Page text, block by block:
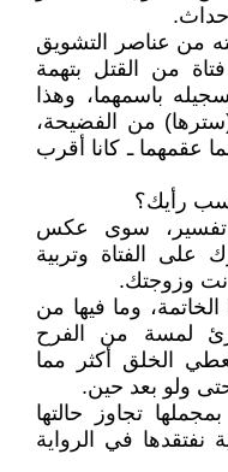
من عناصر التشويق
من القتل بتهمة
باسمهما، وهذا
من الفضيحة،
عقمهما ـ كانا أقرب
رأيك؟
تفسير، سوى عكس
على الفتاة وتربية
وزوجتك.
يا الله" ص61، وهذا الخاتمة، وما فيها من
لمسة من الفرح
الخلق أكثر مما
ولو بعد حين.
تجاوز حالتها
نفتقدها في الرواية